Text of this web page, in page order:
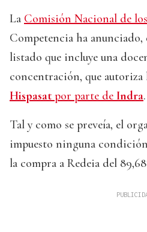
La Comisión Nacional de
Competencia ha anunciado,
listado que incluye una
concentración, que
Hispasatpor parte de Indra.
Tal y como se preveía, el
impuesto ninguna
la compra a Redeia del